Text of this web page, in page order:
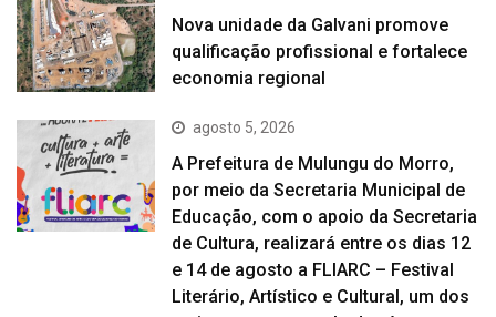
Nova unidade da Galvani promove
qualificação profissional e fortalece
economia regional
agosto 5, 2026
A Prefeitura de Mulungu do Morro,
por meio da Secretaria Municipal de
Educação, com o apoio da Secretaria
de Cultura, realizará entre os dias 12
e 14 de agosto a FLIARC – Festival
Literário, Artístico e Cultural, um dos